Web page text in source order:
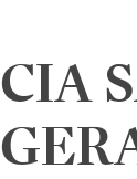
CIA